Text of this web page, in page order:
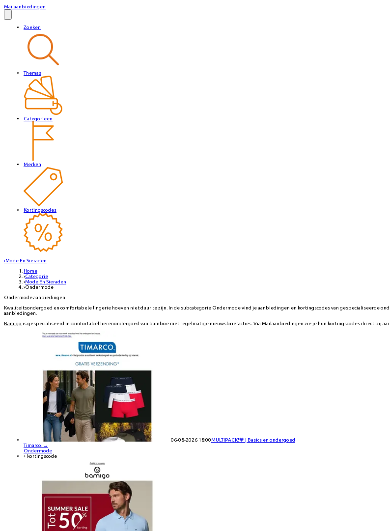
Mailaanbiedingen
Zoeken
Themas
Categorieen
Merken
Kortingscodes
‹Mode En Sieraden
Home
›Categorie
›Mode En Sieraden
›Ondermode
Ondermode aanbiedingen
Kwaliteitsondergoed en comfortabele lingerie hoeven niet duur te zijn. In de subcategorie Ondermode vind je aanbiedingen en kortingscodes van gespecialiseerde
aanbiedingen.
Bamigo is gespecialiseerd in comfortabel herenondergoed van bamboe met regelmatige nieuwsbriefacties. Via Mailaanbiedingen zie je hun kortingscodes direct bij
06-08-2026 18:00MULTIPACK!🧡 | Basics en ondergoed
Timarco.
→
Ondermode
+ kortingscode